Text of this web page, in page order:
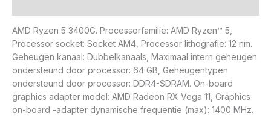
AMD Ryzen 5 3400G. Processorfamilie: AMD Ryzen™ 5,
Processor socket: Socket AM4, Processor lithografie: 12 nm.
Geheugen kanaal: Dubbelkanaals, Maximaal intern geheugen
ondersteund door processor: 64 GB, Geheugentypen
ondersteund door processor: DDR4-SDRAM. On-board
graphics adapter model: AMD Radeon RX Vega 11, Graphics
on-board -adapter dynamische frequentie (max): 1400 MHz.